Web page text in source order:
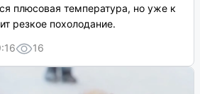
плюсовая температура, но уже к
резкое похолодание.
16